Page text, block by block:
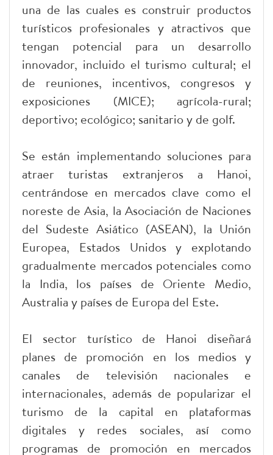
una de las cuales es construir productos
turísticos profesionales y atractivos que
tengan potencial para un desarrollo
innovador, incluido el turismo cultural; el
de reuniones, incentivos, congresos y
exposiciones (MICE); agrícola-rural;
deportivo; ecológico; sanitario y de golf.
Se están implementando soluciones para
atraer turistas extranjeros a Hanoi,
centrándose en mercados clave como el
noreste de Asia, la Asociación de Naciones
del Sudeste Asiático (ASEAN), la Unión
Europea, Estados Unidos y explotando
gradualmente mercados potenciales como
la India, los países de Oriente Medio,
Australia y países de Europa del Este.
El sector turístico de Hanoi diseñará
planes de promoción en los medios y
canales de televisión nacionales e
internacionales, además de popularizar el
turismo de la capital en plataformas
digitales y redes sociales, así como
programas de promoción en mercados